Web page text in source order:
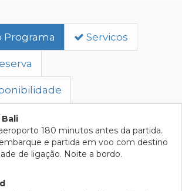
Programa Servicos
Bali
180 minutos antes da partida.
e partida em voo com destino
de ligação. Noite a bordo.